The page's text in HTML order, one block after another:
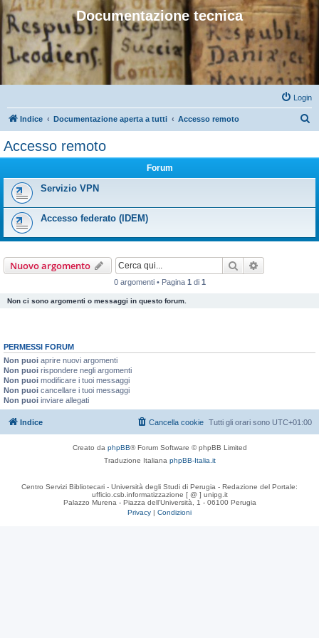
Documentazione tecnica
Login
Indice Documentazione aperta a tutti Accesso remoto
Accesso remoto
Forum
Servizio VPN
Accesso federato (IDEM)
Nuovo argomento Cerca
0 argomenti • Pagina 1 di 1
Non ci sono argomenti o messaggi in questo forum.
PERMESSI FORUM
Non puoi aprire nuovi argomenti
Non puoi rispondere negli argomenti
Non puoi modificare i tuoi messaggi
Non puoi cancellare i tuoi messaggi
Non puoi inviare allegati
Indice Tutti gli orari sono UTC+01:00
Cancella cookie
Creato da phpBB® Forum Software © phpBB Limited
Traduzione Italiana phpBB-Italia.it
Centro Servizi Bibliotecari - Università degli Studi di Perugia - Redazione del Portale:
ufficio.csb.informatizzazione [ @ ] unipg.it
Palazzo Murena - Piazza dell'Università, 1 - 06100 Perugia
Privacy | Condizioni